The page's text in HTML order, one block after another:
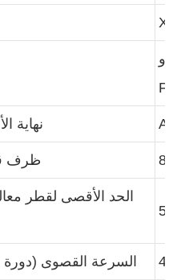
X1/
نهاية A2-
ظرف 8
الحد الأقصى لقطر
52
السرعة القصوى (دورة